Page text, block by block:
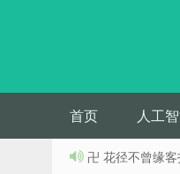
首页 人工
卍 花径不曾缘